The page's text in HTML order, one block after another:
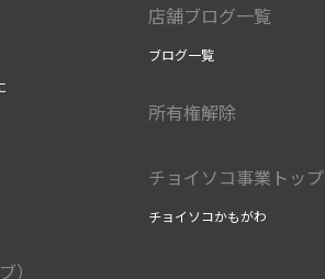
）
店舗ブログ一覧
ブログ一覧
所有権解除
チョイソコ事業トップ
チョイソコかもがわ